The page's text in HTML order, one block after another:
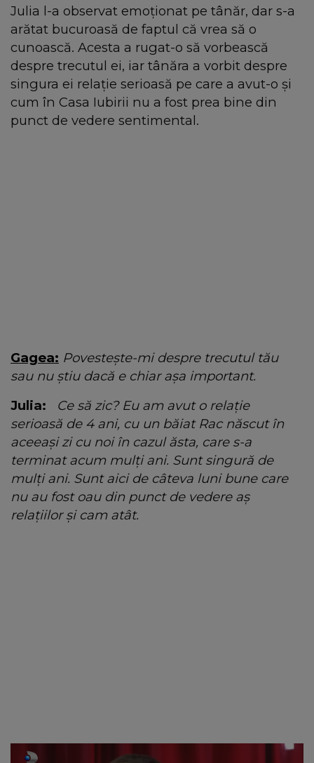
Julia l-a observat emoționat pe tânăr, dar s-a
arătat bucuroasă de faptul că vrea să o
cunoască. Acesta a rugat-o să vorbească
despre trecutul ei, iar tânăra a vorbit despre
singura ei relație serioasă pe care a avut-o și
cum în Casa Iubirii nu a fost prea bine din
punct de vedere sentimental.
Gagea: Povestește-mi despre trecutul tău
sau nu știu dacă e chiar așa important.
Julia:
Ce să zic? Eu am avut o relație
serioasă de 4 ani, cu un băiat Rac născut în
aceeași zi cu noi în cazul ăsta, care s-a
terminat acum mulți ani. Sunt singură de
mulți ani. Sunt aici de câteva luni bune care
nu au fost oau din punct de vedere aș
relațiilor și cam atât.